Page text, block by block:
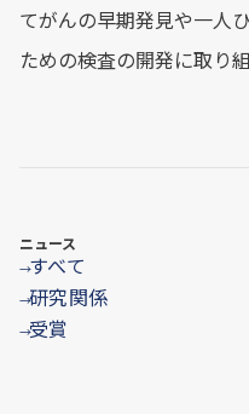
てがんの早期発見や一人
ための検査の開発に取り
ニュース
→すべて
→研究関係
→受賞